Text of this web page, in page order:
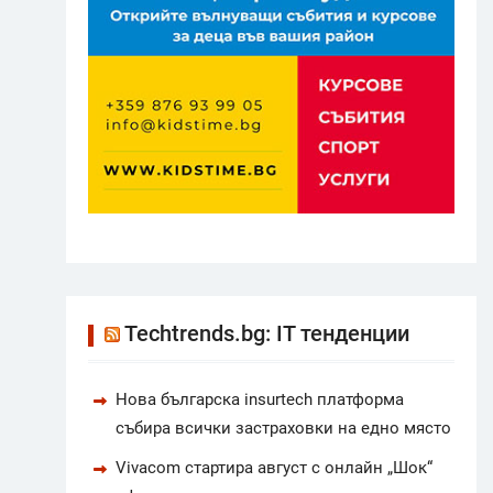
Techtrends.bg: IT тенденции
Нова българска insurtech платформа
събира всички застраховки на едно място
Vivacom стартира август с онлайн „Шок“